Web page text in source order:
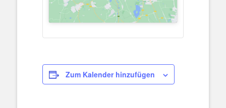
Zum Kalender hinzufügen